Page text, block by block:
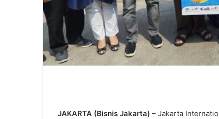
JAKARTA (Bisnis Jakarta) – Jakarta